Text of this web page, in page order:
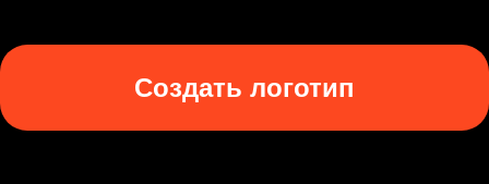
Создать логотип